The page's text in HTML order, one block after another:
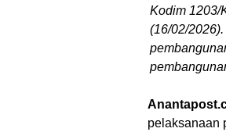
Kodim 1203/
(16/02/
pelaksanaan